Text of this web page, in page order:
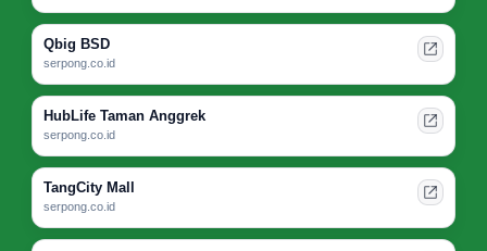
Qbig BSD
serpong.co.id
HubLife Taman Anggrek
serpong.co.id
TangCity Mall
serpong.co.id